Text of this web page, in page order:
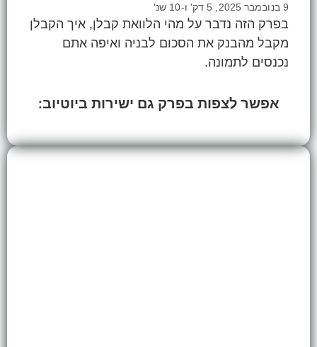
9 בנובמבר 2025, 5 דק' ו-10 שנ'
בפרק הזה נדבר על מהי הלוואת קבלן, איך הקבלן
מקבל מהבנק את הסכום לבניה ואיפה אתם
נכנסים לתמונה.
אפשר לצפות בפרק גם ישירות ביוטיוב: